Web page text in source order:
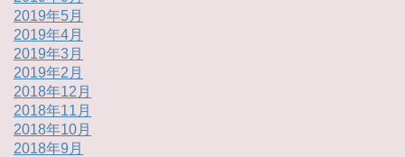
2019年5月
2019年4月
2019年3月
2019年2月
2018年12月
2018年11月
2018年10月
2018年9月